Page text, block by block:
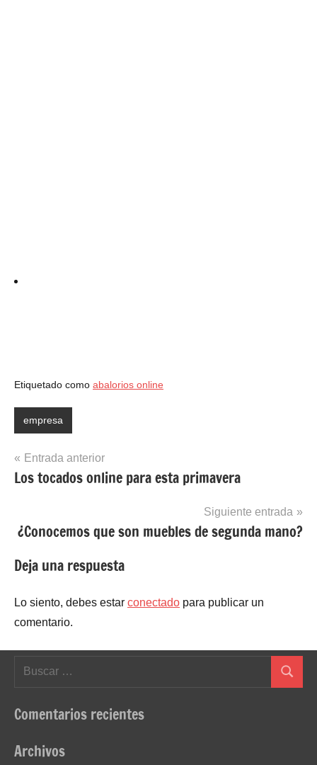
Etiquetado como abalorios online
empresa
Navegación
de
Entrada anterior
Los tocados online para esta primavera
Siguiente entrada
¿Conocemos que son muebles de segunda mano?
Deja una respuesta
Lo siento, debes estar conectado para publicar un
comentario.
Buscar
Comentarios recientes
Archivos